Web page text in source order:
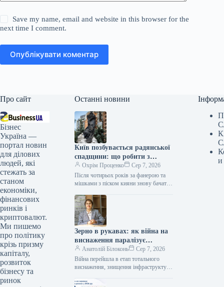
Save my name, email and website in this browser for the
next time I comment.
Опублікувати коментар
Про сайт
Бізнес
Україна —
портал новин
для ділових
людей, які
стежать за
станом
економіки,
фінансових
ринків і
криптовалют.
Ми пишемо
про політику
крізь призму
капіталу,
розвиток
бізнесу та
ринок
Останні новини
Київ позбувається радянської
спадщини: що робити з
пам’ятниками?
Охрім Проценко
Сер 7, 2026
Після чотирьох років за фанерою та
мішками з піском кияни знову бачать
Лисенку, княгині Ользі та…
Зерно в рукавах: як війна на
виснаження паралізує
українські порти
Анатолій Білоконь
Сер 7, 2026
Війна перейшла в етап тотального
виснаження, знищення інфраструктури
як росіяни в Україні, так і ми…
и